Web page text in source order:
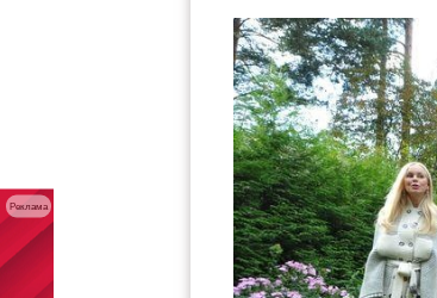
Реклама